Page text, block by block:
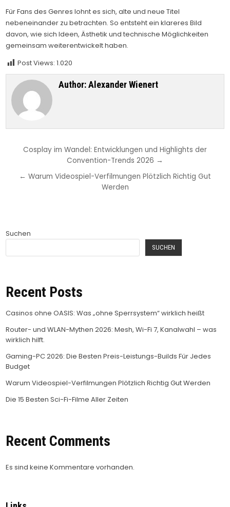
Für Fans des Genres lohnt es sich, alte und neue Titel
nebeneinander zu betrachten. So entsteht ein klareres Bild
davon, wie sich Ideen, Ästhetik und technische Möglichkeiten
gemeinsam weiterentwickelt haben.
Post Views: 1.020
Author:Alexander Wienert
Beitragsnavigation
Cosplay im Wandel: Entwicklungen und Highlights der
Convention-Trends 2026 →
← Warum Videospiel-Verfilmungen Plötzlich Richtig Gut
Werden
Suchen
SUCHEN
Recent Posts
Casinos ohne OASIS: Was „ohne Sperrsystem“ wirklich heißt
Router- und WLAN-Mythen 2026: Mesh, Wi-Fi 7, Kanalwahl – was
wirklich hilft.
Gaming-PC 2026: Die Besten Preis-Leistungs-Builds Für Jedes
Budget
Warum Videospiel-Verfilmungen Plötzlich Richtig Gut Werden
Die 15 Besten Sci-Fi-Filme Aller Zeiten
Recent Comments
Es sind keine Kommentare vorhanden.